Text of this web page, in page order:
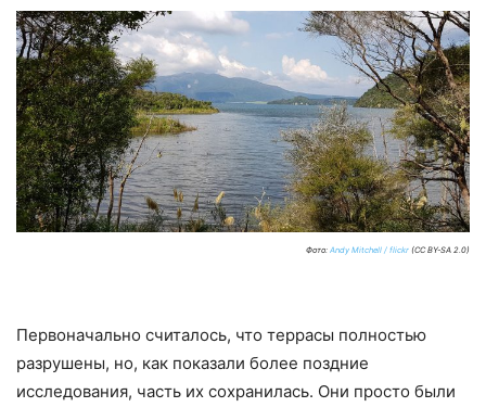
Фото: Andy Mitchell / flickr (CC BY-SA 2.0)
Первоначально считалось, что террасы полностью
разрушены, но, как показали более поздние
исследования, часть их сохранилась. Они просто были